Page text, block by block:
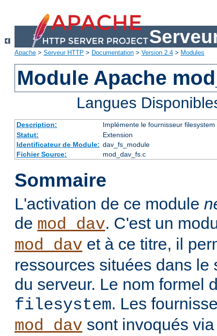
Apache > Serveur HTTP > Documentation > Version 2.4 > Modules
Module Apache
Langues
Description:
Implémente le fournisseur
Statut:
Extension
Identificateur de Module: dav_fs_module
Fichier Source:
mod_dav_fs.c
Sommaire
L'activation de ce module
de mod_dav. C'est un
mod_dav et à ce titre, il
ressources situées dans le
du serveur. Le nom formel
filesystem. Les
mod_dav sont invoqués